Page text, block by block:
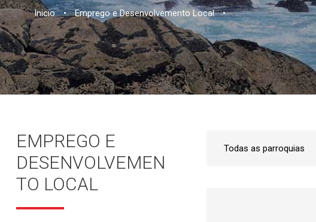
Inicio • Emprego e Desenvolvemento Local •
EMPREGO E
DESENVOLVEMEN
TO LOCAL